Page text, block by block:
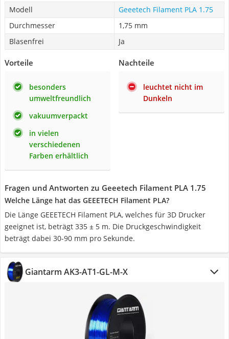
Modell
Geeetech Filament PLA 1.75
Durchmesser
1,75 mm
Blasenfrei
Ja
Vorteile
besonders
umweltfreundlich
vakuumverpackt
in vielen
verschiedenen
Farben erhältlich
Nachteile
leuchtet nicht im
Dunkeln
Fragen und Antworten zu Geeetech Filament PLA 1.75
Welche Länge hat das GEEETECH Filament PLA?
Die Länge GEEETECH Filament PLA, welches für 3D Drucker
geeignet ist, beträgt 335 ± 5 m. Die Druckgeschwindigkeit
beträgt dabei 30-90 mm pro Sekunde.
Giantarm AK3-AT1-GL-M-X